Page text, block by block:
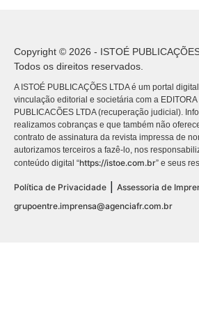
Copyright © 2026 - ISTOÉ
Todos os direitos reservados.
A ISTOÉ PUBLICAÇÕES LTDA é um portal
vinculação editorial e societária com a
PUBLICACÕES LTDA (recuperação judicial).
realizamos cobranças e que também não
contrato de assinatura da revista impressa de
autorizamos terceiros a fazê-lo, nos
conteúdo digital “https://istoe.com.br” e seus
Política de Privacidade
Assessoria de
grupoentre.imprensa@agenciafr.com.br